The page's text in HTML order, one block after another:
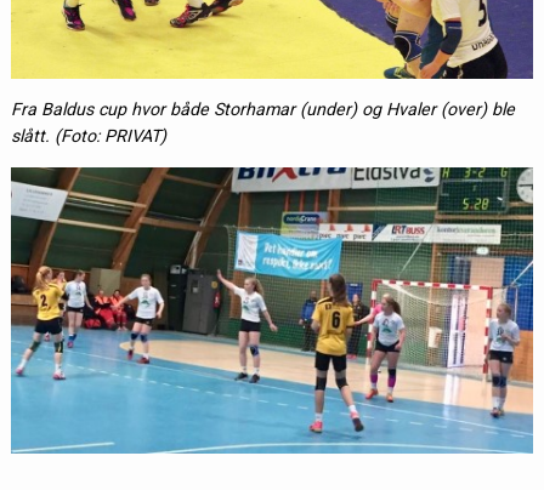
Fra Baldus cup hvor både Storhamar (under) og Hvaler (over) ble
slått. (Foto: PRIVAT)